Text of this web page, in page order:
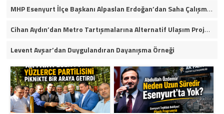
MHP Esenyurt İlçe Başkanı Alpaslan Erdoğan’dan Saha Çalışmaları ve Yerel Gündeme İlişkin Açıklamalar
Cihan Aydın’dan Metro Tartışmalarına Alternatif Ulaşım Projesi
Levent Avşar’dan Duygulandıran Dayanışma Örneği